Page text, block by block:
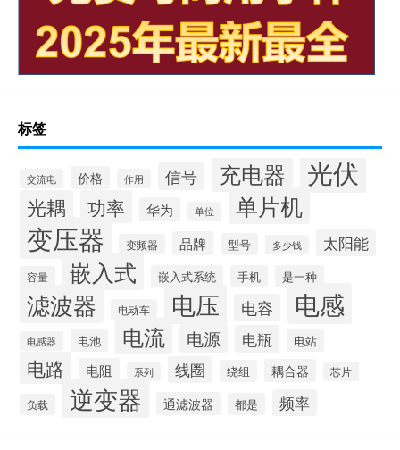
标签
交流电 价格 作用 信号 充电器 光伏
光耦 功率 华为 单位 单片机
变压器 变频器 品牌 型号 多少钱 太阳能
容量 嵌入式 嵌入式系统 手机 是一种
滤波器 电动车 电压 电容 电感
电感器 电池 电流 电源 电瓶 电站
电路 电阻 系列 线圈 绕组 耦合器 芯片
负载 逆变器 通滤波器 都是 频率